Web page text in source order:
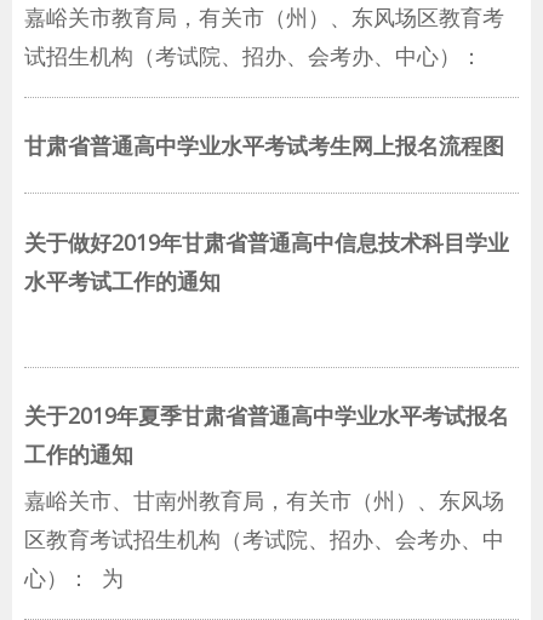
嘉峪关市教育局，有关市（州）、东风场区教育考
试招生机构（考试院、招办、会考办、中心）：
甘肃省普通高中学业水平考试考生网上报名流程图
关于做好2019年甘肃省普通高中信息技术科目学业
水平考试工作的通知
关于2019年夏季甘肃省普通高中学业水平考试报名
工作的通知
嘉峪关市、甘南州教育局，有关市（州）、东风场
区教育考试招生机构（考试院、招办、会考办、中
心）： 为